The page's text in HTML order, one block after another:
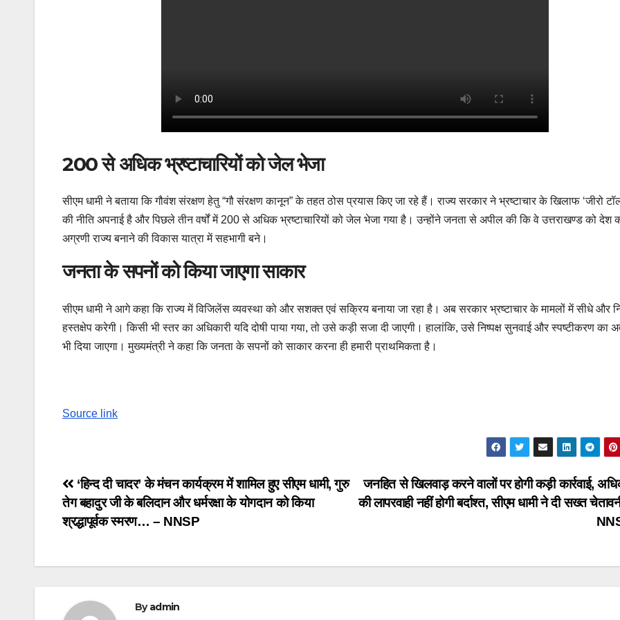
200 से अधिक भ्रष्टाचारियों को जेल भेजा
सीएम धामी ने बताया कि गौवंश संरक्षण हेतु “गौ संरक्षण कानून” के तहत ठोस प्रयास किए जा रहे हैं। राज्य सरकार ने भ्रष्टाचार के खिलाफ ‘जीरो
की नीति अपनाई है और पिछले तीन वर्षों में 200 से अधिक भ्रष्टाचारियों को जेल भेजा गया है। उन्होंने जनता से अपील की कि वे उत्तराखण्ड को देश
अग्रणी राज्य बनाने की विकास यात्रा में सहभागी बने।
जनता के सपनों को किया जाएगा साकार
सीएम धामी ने आगे कहा कि राज्य में विजिलेंस व्यवस्था को और सशक्त एवं सक्रिय बनाया जा रहा है। अब सरकार भ्रष्टाचार के मामलों में सीधे और
हस्तक्षेप करेगी। किसी भी स्तर का अधिकारी यदि दोषी पाया गया, तो उसे कड़ी सजा दी जाएगी। हालांकि, उसे निष्पक्ष सुनवाई और स्पष्टीकरण का
भी दिया जाएगा। मुख्यमंत्री ने कहा कि जनता के सपनों को साकार करना ही हमारी प्राथमिकता है।
Source link
Post
navigation
जनहित से खिलवाड़ करने वालों पर होगी कड़ी कार्रवाई,
की लापरवाही नहीं होगी बर्दाश्त, सीएम धामी ने दी सख्त
‘हिन्द दी चादर’ के मंचन कार्यक्रम में शामिल हुए सीएम धामी, गुरु
तेग बहादुर जी के बलिदान और धर्मरक्षा के योगदान को किया
श्रद्धापूर्वक स्मरण… – NNSP
Byadmin